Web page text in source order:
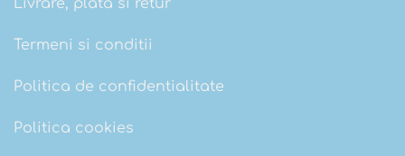
Livrare, plata si retur
Termeni si conditii
Politica de confidentialitate
Politica cookies